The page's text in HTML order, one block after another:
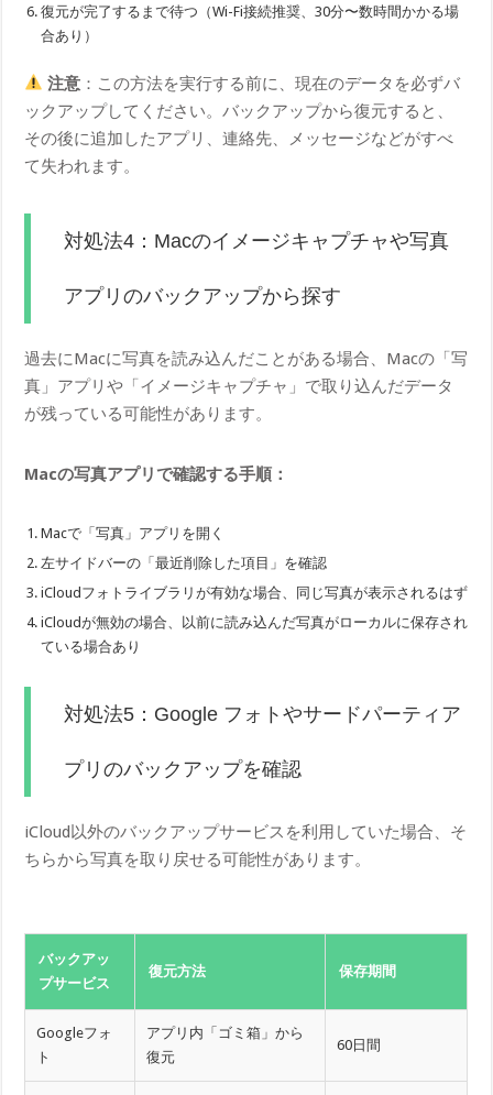
復元が完了するまで待つ（Wi-Fi接続推奨、30分〜数時間かかる場
合あり）
注意 ：この方法を実行する前に、現在のデータを必ずバ
ックアップしてください。バックアップから復元すると、
その後に追加したアプリ、連絡先、メッセージなどがすべ
て失われます。
対処法4：Macのイメージキャプチャや写真
アプリのバックアップから探す
過去にMacに写真を読み込んだことがある場合、Macの「写
真」アプリや「イメージキャプチャ」で取り込んだデータ
が残っている可能性があります。
Macの写真アプリで確認する手順：
Macで「写真」アプリを開く
左サイドバーの「最近削除した項目」を確認
iCloudフォトライブラリが有効な場合、同じ写真が表示されるはず
iCloudが無効の場合、以前に読み込んだ写真がローカルに保存され
ている場合あり
対処法5：Google フォトやサードパーティア
プリのバックアップを確認
iCloud以外のバックアップサービスを利用していた場合、そ
ちらから写真を取り戻せる可能性があります。
バックアッ
プサービス
復元方法 保存期間
Googleフォ
ト
アプリ内「ゴミ箱」から
復元
60日間